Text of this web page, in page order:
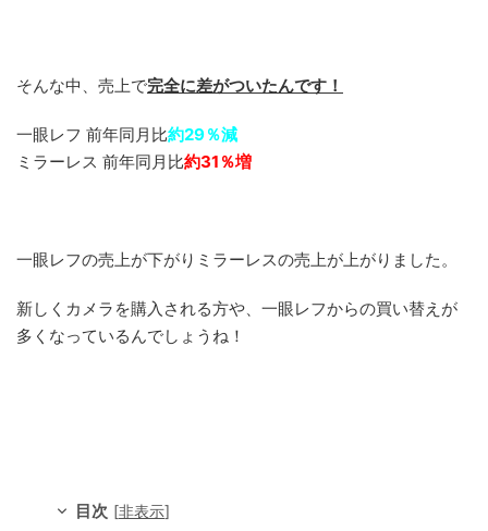
そんな中、売上で完全に差がついたんです！
一眼レフ 前年同月比約29％減
ミラーレス 前年同月比約31％増
一眼レフの売上が下がりミラーレスの売上が上がりました。
新しくカメラを購入される方や、一眼レフからの買い替えが
多くなっているんでしょうね！
目次 [非表示]